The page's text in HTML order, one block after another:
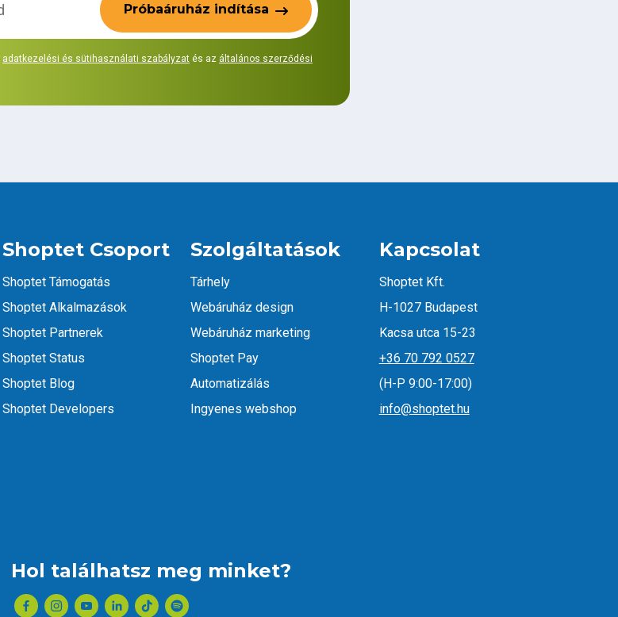
Próbaáruház indítása
adatkezelési és sütihasználati szabályzat és az általános szerződési
Shoptet Csoport
Shoptet Támogatás
Shoptet Alkalmazások
Shoptet Partnerek
Shoptet Status
Shoptet Blog
Shoptet Developers
Szolgáltatások
Tárhely
Webáruház design
Webáruház marketing
Shoptet Pay
Automatizálás
Ingyenes webshop
Kapcsolat
Shoptet Kft.
H-1027 Budapest
Kacsa utca 15-23
+36 70 792 0527
(H-P 9:00-17:00)
info@shoptet.hu
Hol találhatsz meg minket?